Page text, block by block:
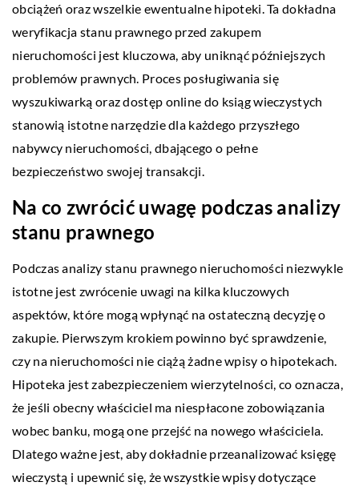
obciążeń oraz wszelkie ewentualne hipoteki. Ta dokładna
weryfikacja stanu prawnego przed zakupem
nieruchomości jest kluczowa, aby uniknąć późniejszych
problemów prawnych. Proces posługiwania się
wyszukiwarką oraz dostęp online do ksiąg wieczystych
stanowią istotne narzędzie dla każdego przyszłego
nabywcy nieruchomości, dbającego o pełne
bezpieczeństwo swojej transakcji.
Na co zwrócić uwagę podczas analizy
stanu prawnego
Podczas analizy stanu prawnego nieruchomości niezwykle
istotne jest zwrócenie uwagi na kilka kluczowych
aspektów, które mogą wpłynąć na ostateczną decyzję o
zakupie. Pierwszym krokiem powinno być sprawdzenie,
czy na nieruchomości nie ciążą żadne wpisy o hipotekach.
Hipoteka jest zabezpieczeniem wierzytelności, co oznacza,
że jeśli obecny właściciel ma niespłacone zobowiązania
wobec banku, mogą one przejść na nowego właściciela.
Dlatego ważne jest, aby dokładnie przeanalizować księgę
wieczystą i upewnić się, że wszystkie wpisy dotyczące